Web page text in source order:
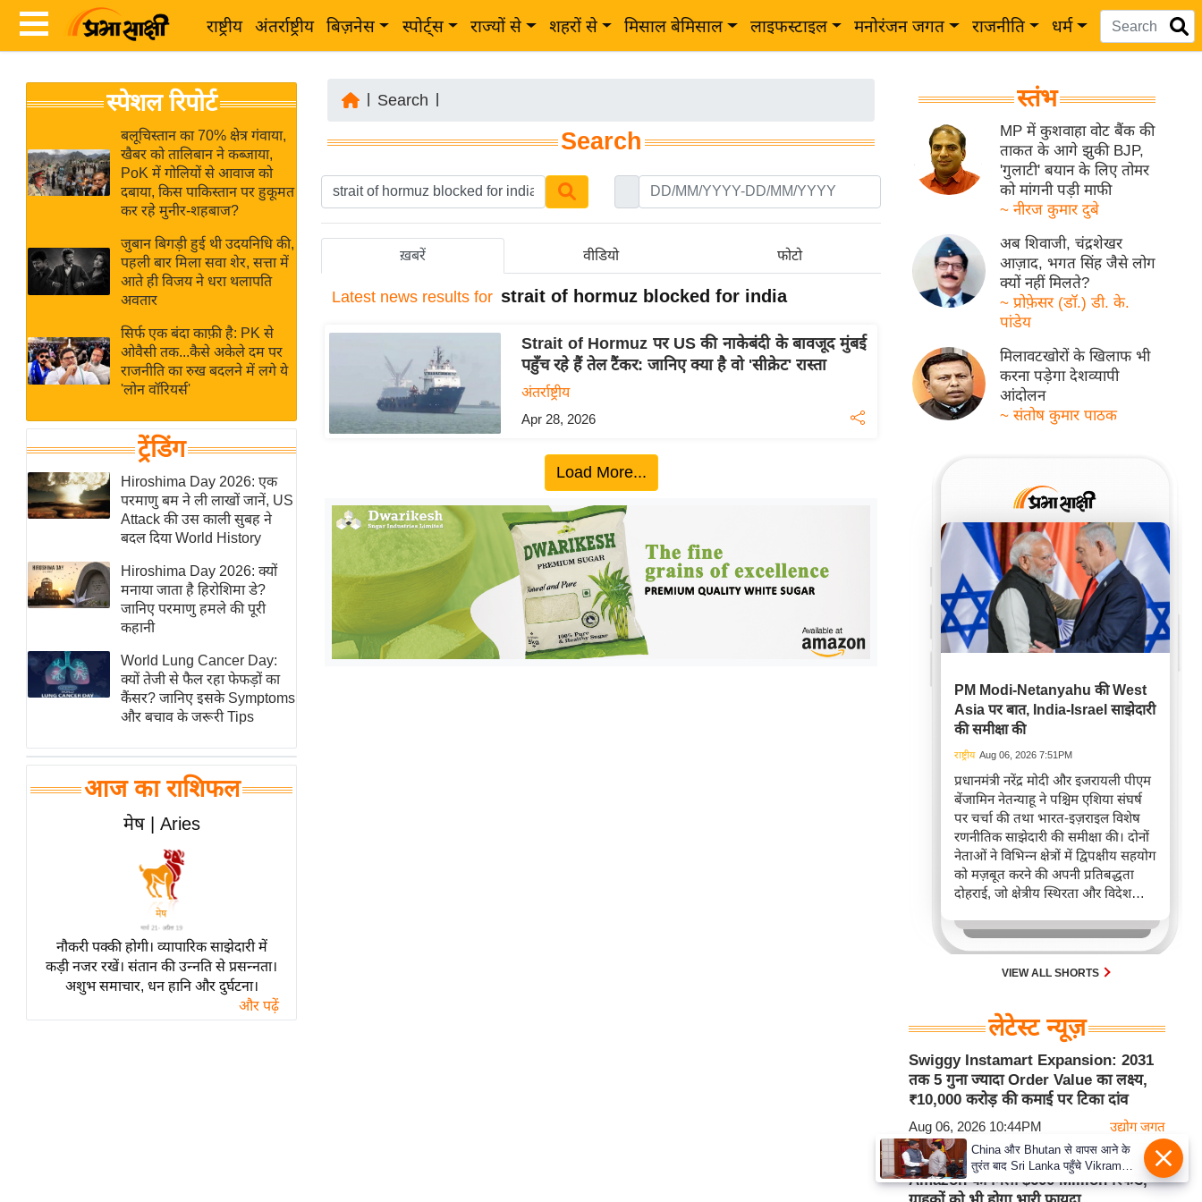
राष्ट्रीय अंतर्राष्ट्रीय बिज़नेस स्पोर्ट्स राज्यों से शहरों से मिसाल बेमिसाल लाइफस्टाइल मनोरंजन जगत राजनीति धर्म
News
Hindi
Hindi
Live
News in
Hindi
News
Hindi
Videos
ब
र
अंतर्राष्ट्रीय
बिज़नेस
उद्योग
विशेषज्ञ
राय
खेल
क्रिकेट
IPL
2026
ई-पेपर
मिसाल बेमिसाल
शख्सियत
यंग इंडिया
साहित्य जगत
ऑटो वर्ल्ड
मनोरंजन जगत
बॉलीवुड
हॉलीवुड
Breaking
लाइफस्टाइल
टेक्नॉलॉजी
ब्यूटी/फैशन
स्पेशल रिपोर्ट
बलूचिस्तान का 70% क्षेत्र गंवाया,
खैबर को तालिबान ने कब्जाया,
PoK में गोलियों से आवाज को
दबाया, किस पाकिस्तान पर हुकूमत
कर रहे मुनीर-शहबाज?
जुबान बिगड़ी हुई थी उदयनिधि की,
पहली बार मिला सवा शेर, सत्ता में
आते ही विजय ने धरा थलापति
अवतार
सिर्फ एक बंदा काफ़ी है: PK से
ओवैसी तक...कैसे अकेले दम पर
राजनीति का रुख बदलने में लगे ये
'लोन वॉरियर्स'
ट्रेंडिंग
Hiroshima Day 2026: एक
परमाणु बम ने ली लाखों जानें, US
Attack की उस काली सुबह ने
बदल दिया World History
Hiroshima Day 2026: क्यों
मनाया जाता है हिरोशिमा डे?
जानिए परमाणु हमले की पूरी
कहानी
World Lung Cancer Day:
क्यों तेजी से फैल रहा फेफड़ों का
कैंसर? जानिए इसके Symptoms
और बचाव के जरूरी Tips
आज का राशिफल
मेष | Aries
नौकरी पक्की होगी। व्यापारिक साझेदारी में
कड़ी नजर रखें। संतान की उन्नति से प्रसन्नता।
अशुभ समाचार, धन हानि और दुर्घटना।
और पढ़ें
Search
Search
ख़बरें वीडियो फोटो
Latest news results for strait of hormuz blocked for india
Strait of Hormuz पर US की नाकेबंदी के बावजूद मुंबई
पहुँच रहे हैं तेल टैंकर: जानिए क्या है वो 'सीक्रेट' रास्ता
अंतर्राष्ट्रीय
Apr 28, 2026
Load More...
स्तंभ
MP में कुशवाहा वोट बैंक की
ताकत के आगे झुकी BJP,
'गुलाटी' बयान के लिए तोमर
को मांगनी पड़ी माफी
~ नीरज कुमार दुबे
अब शिवाजी, चंद्रशेखर
आज़ाद, भगत सिंह जैसे लोग
क्यों नहीं मिलते?
~ प्रोफ़ेसर (डॉ.) डी. के.
पांडेय
मिलावटखोरों के खिलाफ भी
करना पड़ेगा देशव्यापी
आंदोलन
~ संतोष कुमार पाठक
PM Modi-Netanyahu की West
Asia पर बात, India-Israel साझेदारी
की समीक्षा की
राष्ट्रीय Aug 06, 2026 7:51PM
प्रधानमंत्री नरेंद्र मोदी और इजरायली पीएम
बेंजामिन नेतन्याहू ने पश्चिम एशिया संघर्ष
पर चर्चा की तथा भारत-इज़राइल विशेष
रणनीतिक साझेदारी की समीक्षा की। दोनों
नेताओं ने विभिन्न क्षेत्रों में द्विपक्षीय सहयोग
को मज़बूत करने की अपनी प्रतिबद्धता
दोहराई, जो क्षेत्रीय स्थिरता और विदेश
करता है।
VIEW ALL SHORTS
लेटेस्ट न्यूज़
Swiggy Instamart Expansion: 2031
तक 5 गुना ज्यादा Order Value का लक्ष्य,
₹10,000 करोड़ की कमाई पर टिका दांव
Aug 06, 2026 10:44PM उद्योग जगत
US Supreme Court के बड़े फैसले के बाद
Amazon को मिला $600 Million रिफंड,
China और Bhutan से वापस आने के
तुरंत बाद Sri Lanka पहुँचे Vikram
Misri, भारत के जबरदस्त दाँव से दुनिया
हुई हैरान